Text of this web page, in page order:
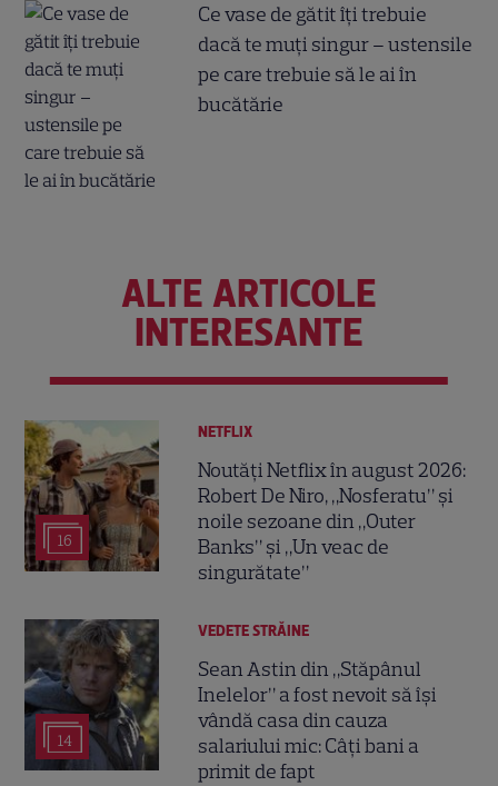
Ce vase de gătit îți trebuie
dacă te muți singur – ustensile
pe care trebuie să le ai în
bucătărie
ALTE ARTICOLE
INTERESANTE
16
NETFLIX
Noutăți Netflix în august 2026:
Robert De Niro, „Nosferatu” și
noile sezoane din „Outer
Banks” și „Un veac de
singurătate”
14
VEDETE STRĂINE
Sean Astin din „Stăpânul
Inelelor” a fost nevoit să își
vândă casa din cauza
salariului mic: Câți bani a
primit de fapt